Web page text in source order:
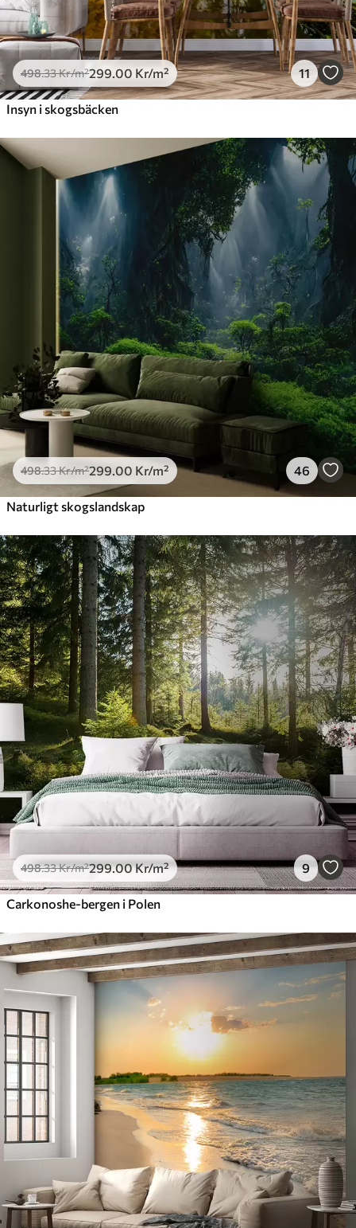
498.33Kr/m²299.00 Kr/m² 11
Insyn i skogsbäcken
498.33Kr/m²299.00 Kr/m² 46
Naturligt skogslandskap
498.33Kr/m²299.00Kr/m² 9
Carkonoshe-bergen i Polen